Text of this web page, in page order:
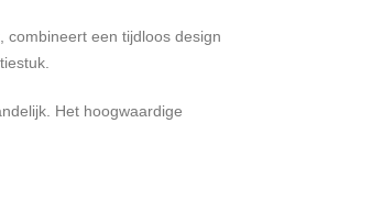
combineert een tijdloos design
Het hoogwaardige